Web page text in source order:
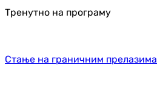
Тренутно на програму
Стање на граничним прелазима